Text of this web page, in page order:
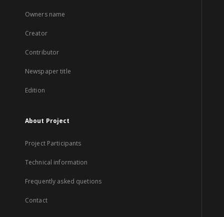
Owners name
Creator
Contributor
Newspaper title
Edition
About Project
Project Participants
Technical information
Frequently asked quetions
Contact